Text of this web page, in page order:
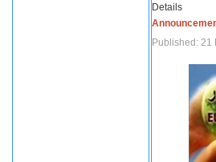
Details
Published: 21